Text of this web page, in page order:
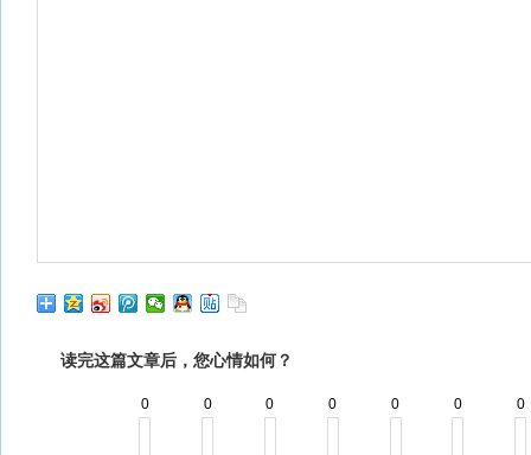
读完这篇文章后，您心情如何？
0 0 0 0 0 0 0